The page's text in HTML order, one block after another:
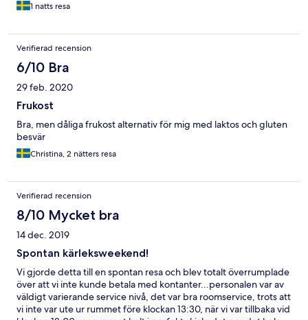
1 natts resa
Verifierad recension
6/10 Bra
29 feb. 2020
Frukost
Bra, men dåliga frukost alternativ för mig med laktos och gluten
besvär
Christina, 2 nätters resa
Verifierad recension
8/10 Mycket bra
14 dec. 2019
Spontan kärleksweekend!
Vi gjorde detta till en spontan resa och blev totalt överrumplade
över att vi inte kunde betala med kontanter...personalen var av
väldigt varierande service nivå, det var bra roomservice, trots att
vi inte var ute ur rummet före klockan 13:30, när vi var tillbaka vid